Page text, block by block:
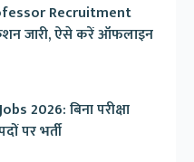
Recruitment
जारी, ऐसे करें ऑफलाइन
2026: बिना परीक्षा
पर भर्ती